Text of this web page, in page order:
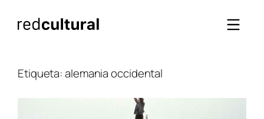
Etiqueta:alemania occidental